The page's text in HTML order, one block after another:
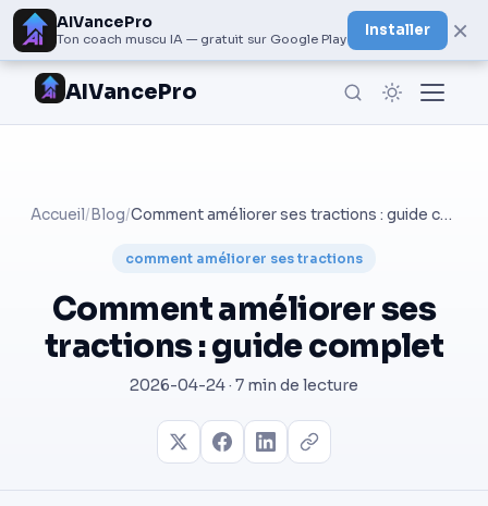
AIVancePro
Ton coach muscu IA — gratuit sur Google Play
Installer ×
AIVancePro
Accueil/ Blog/ Comment améliorer ses tractions : guide complet
comment améliorer ses tractions
Comment améliorer ses
tractions : guide complet
2026-04-24 · 7 min de lecture